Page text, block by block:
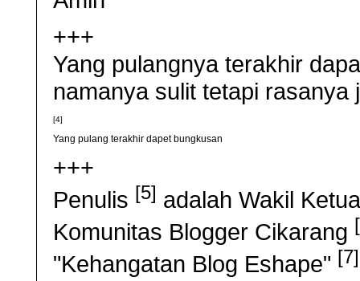
+++
Yang pulangnya terakhir
namanya sulit tetapi rasanya
[4]
Yang pulang terakhir dapet bungkusan
+++
Penulis [5] adalah Wakil
Komunitas Blogger Cikarang
"Kehangatan Blog Eshape" [7]